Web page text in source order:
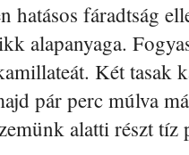
fáradtság
alapanyaga.
Két tasak
pár perc múlva
alatti részt tíz